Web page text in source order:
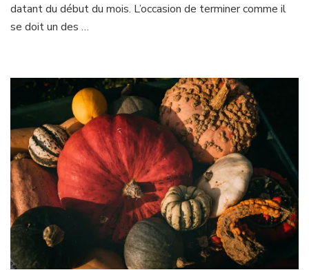
datant du début du mois. L’occasion de terminer comme il
se doit un des …